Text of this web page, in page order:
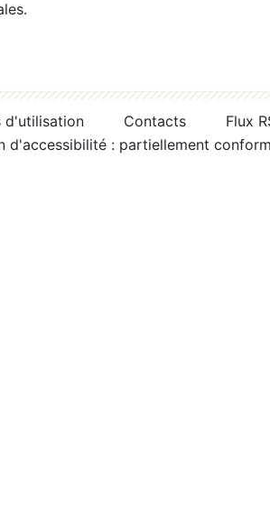
d'utilisation Contacts
Flux
d'accessibilité : partiellement